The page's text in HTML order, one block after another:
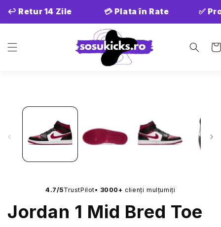
Salt la
conținut
↩️ Retur 14 Zile 💳 Plata în Rate ✅
produs
4.7/5TrustPilot• 3000+ clienți mulțumiți
Jordan 1 Mid Bred Toe